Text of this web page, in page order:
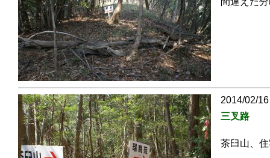
2014/02/
三叉路
茶臼山、